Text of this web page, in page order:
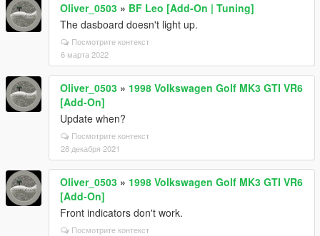
Oliver_0503 » BF Leo [Add-On | Tuning]
The dasboard doesn't light up.
Посмотрите контекст
6 марта 2022
Oliver_0503 » 1998 Volkswagen Golf MK3 GTI VR6
[Add-On]
Update when?
Посмотрите контекст
28 декабря 2021
Oliver_0503 » 1998 Volkswagen Golf MK3 GTI VR6
[Add-On]
Front indicators don't work.
Посмотрите контекст